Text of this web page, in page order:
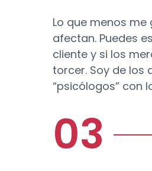
Lo que menos me
afectan. Puedes
cliente y si los
torcer. Soy de los
“psicólogos” con